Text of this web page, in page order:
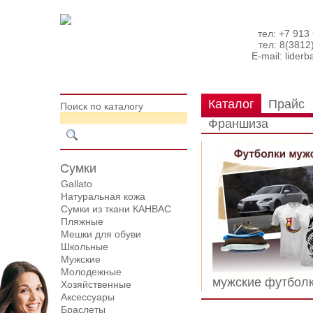
тел: +7 913
тел:
E-mail:
Поиск по каталогу
Сумки
Gallato
Натуральная кожа
Сумки из ткани КАНВАС
Пляжные
Мешки для обуви
Школьные
Мужские
Молодежные
Хозяйственные
Аксессуары
Браслеты
Каталог
Прайс
Франшиза
мужские